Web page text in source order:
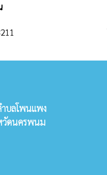
ำบลโพนแพง
วัดนครพนม